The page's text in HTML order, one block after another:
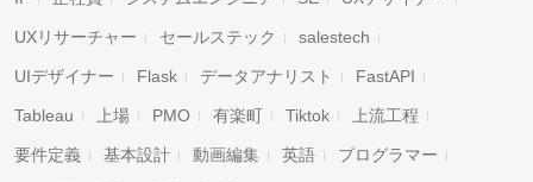
UXリサーチャー セールステック salestech
UIデザイナー Flask データアナリスト FastAPI
Tableau 上場 PMO 有楽町 Tiktok 上流工程
要件定義 基本設計 動画編集 英語 プログラマー